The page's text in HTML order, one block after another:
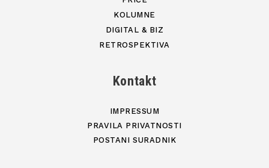
KOLUMNE
DIGITAL & BIZ
RETROSPEKTIVA
Kontakt
IMPRESSUM
PRAVILA PRIVATNOSTI
POSTANI SURADNIK